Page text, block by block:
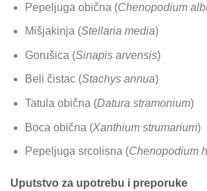
Pepeljuga obična (Chenopodium
Mišjakinja (Stellaria media)
Gorušica (Sinapis arvensis)
Beli čistac (Stachys annua)
Tatula obična (Datura stramonium)
Boca obična (Xanthium strumarium)
Pepeljuga srcolisna (Chenopodium
Uputstvo za upotrebu i preporuke